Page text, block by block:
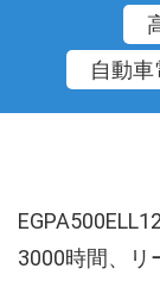
自動
3000時間、リ